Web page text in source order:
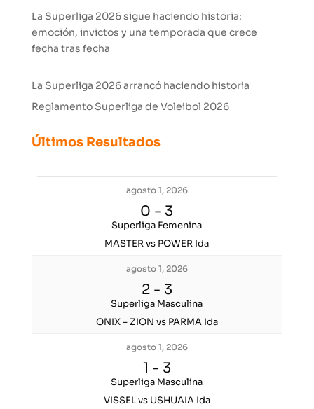
La Superliga 2026 sigue haciendo historia:
emoción, invictos y una temporada que crece
fecha tras fecha
La Superliga 2026 arrancó haciendo historia
Reglamento Superliga de Voleibol 2026
Últimos Resultados
agosto 1, 2026
0 - 3
Superliga Femenina
MASTER vs POWER Ida
agosto 1, 2026
2- 3
Superliga Masculina
ONIX – ZION vs PARMA Ida
agosto 1, 2026
1 - 3
Superliga Masculina
VISSEL vs USHUAIA Ida